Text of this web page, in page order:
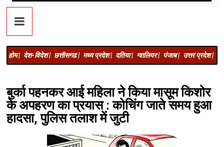
होम | देश-विदेश | छत्तीसगढ | मध्य प्रदेश | दतिया | ग्वालियर | पंजाब | उत्तर प्रदेश |
बुर्का पहनकर आई महिला ने किया मासूम किशोर
के अपहरण का प्रयास : कोचिंग जाते समय हुआ
हादसा, पुलिस तलाश में जुटी